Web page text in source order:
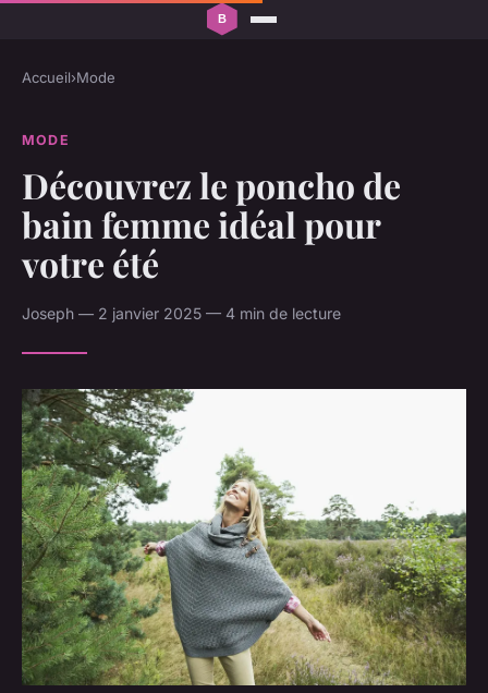
Accueil›Mode
MODE
Découvrez le poncho de
bain femme idéal pour
votre été
Joseph — 2 janvier 2025 — 4 min de lecture